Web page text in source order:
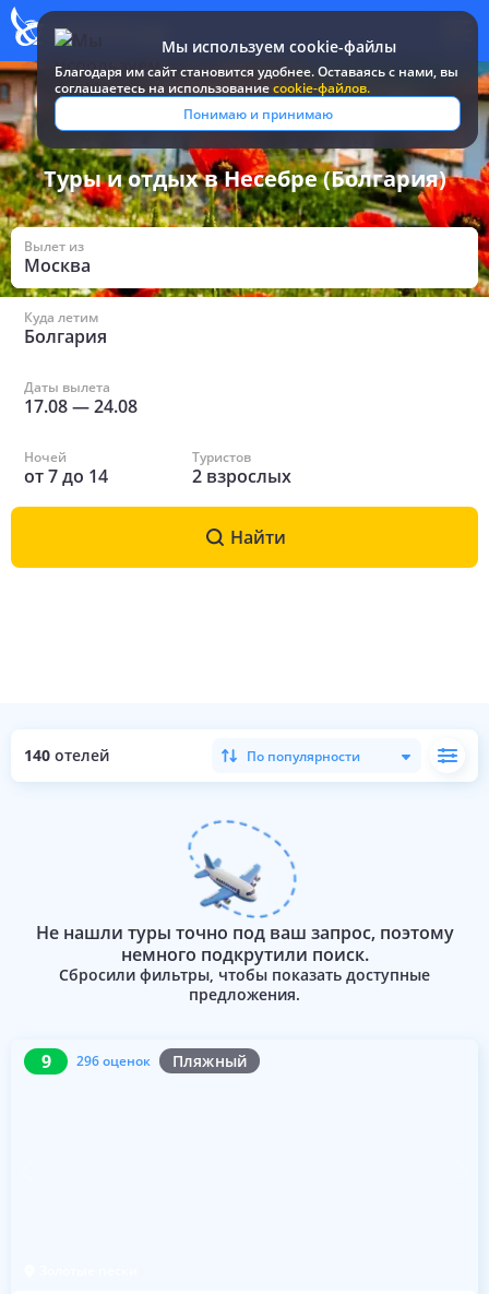
Мы используем cookie-файлы
Благодаря им сайт становится удобнее. Оставаясь c нами, вы
соглашаетесь на использованиеcookie-файлов.
Понимаю и принимаю
Все туры и путевки / Болгария / в Несебре
Туры и отдых в Несебре (Болгария)
Вылет из
Москва
Куда летим
Болгария
Даты вылета
17.08—24.08
Ночей
от7до 14
Туристов
2 взрослых
Найти
140 отелей По популярности
Не нашли туры точно под ваш запрос, поэтому
немного подкрутили поиск.
Сбросили фильтры, чтобы показать доступные
предложения.
9 296 оценок Пляжный
9 296 оценок